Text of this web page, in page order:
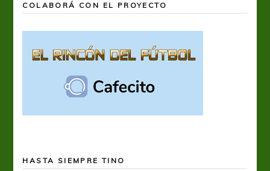
COLABORÁ CON EL PROYECTO
HASTA SIEMPRE TINO